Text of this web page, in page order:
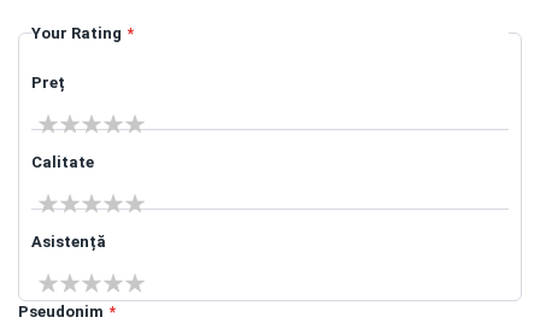
Your Rating
Preț
1 star2 stars
3 stars
4 stars5 stars
Calitate
1 star2 stars
3 stars
4 stars5 stars
Asistență
1 star2 stars
3 stars
4 stars5 stars
Pseudonim